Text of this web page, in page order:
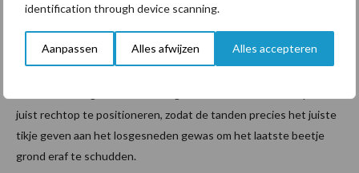
identification through device scanning.
Aanpassen Alles afwijzen Alles accepteren
De werkdiepte-verstelling verloopt standaard hydraulisch via de
zes dieptewielen. Ook de egtanden zijn hydraulisch verstelbaar
juist rechtop te positioneren, zodat de tanden precies het juiste
tikje geven aan het losgesneden gewas om het laatste beetje
grond eraf te schudden.